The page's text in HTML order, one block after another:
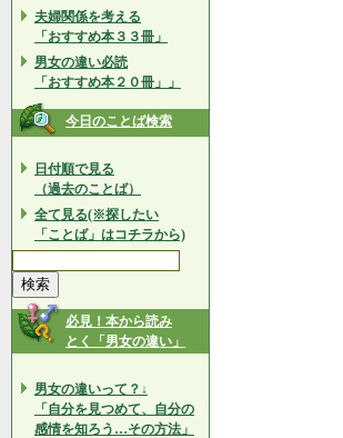
夫婦関係を考える
「おすすめ本３３冊」
男女の違い必読
「おすすめ本２０冊」」
今日のことば検索
日付順で見る
（過去のことば）
全て見る(※探したい
「ことば」はコチラから)
必見！本から読み
とく「男女の違い」
男女の違いって？↓
「自分を見つめて、自分の
感情を知ろう…その方法」